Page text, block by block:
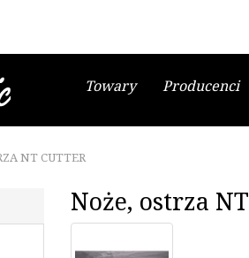
Towary Producenci
NT CUTTER
Noże, ostrza